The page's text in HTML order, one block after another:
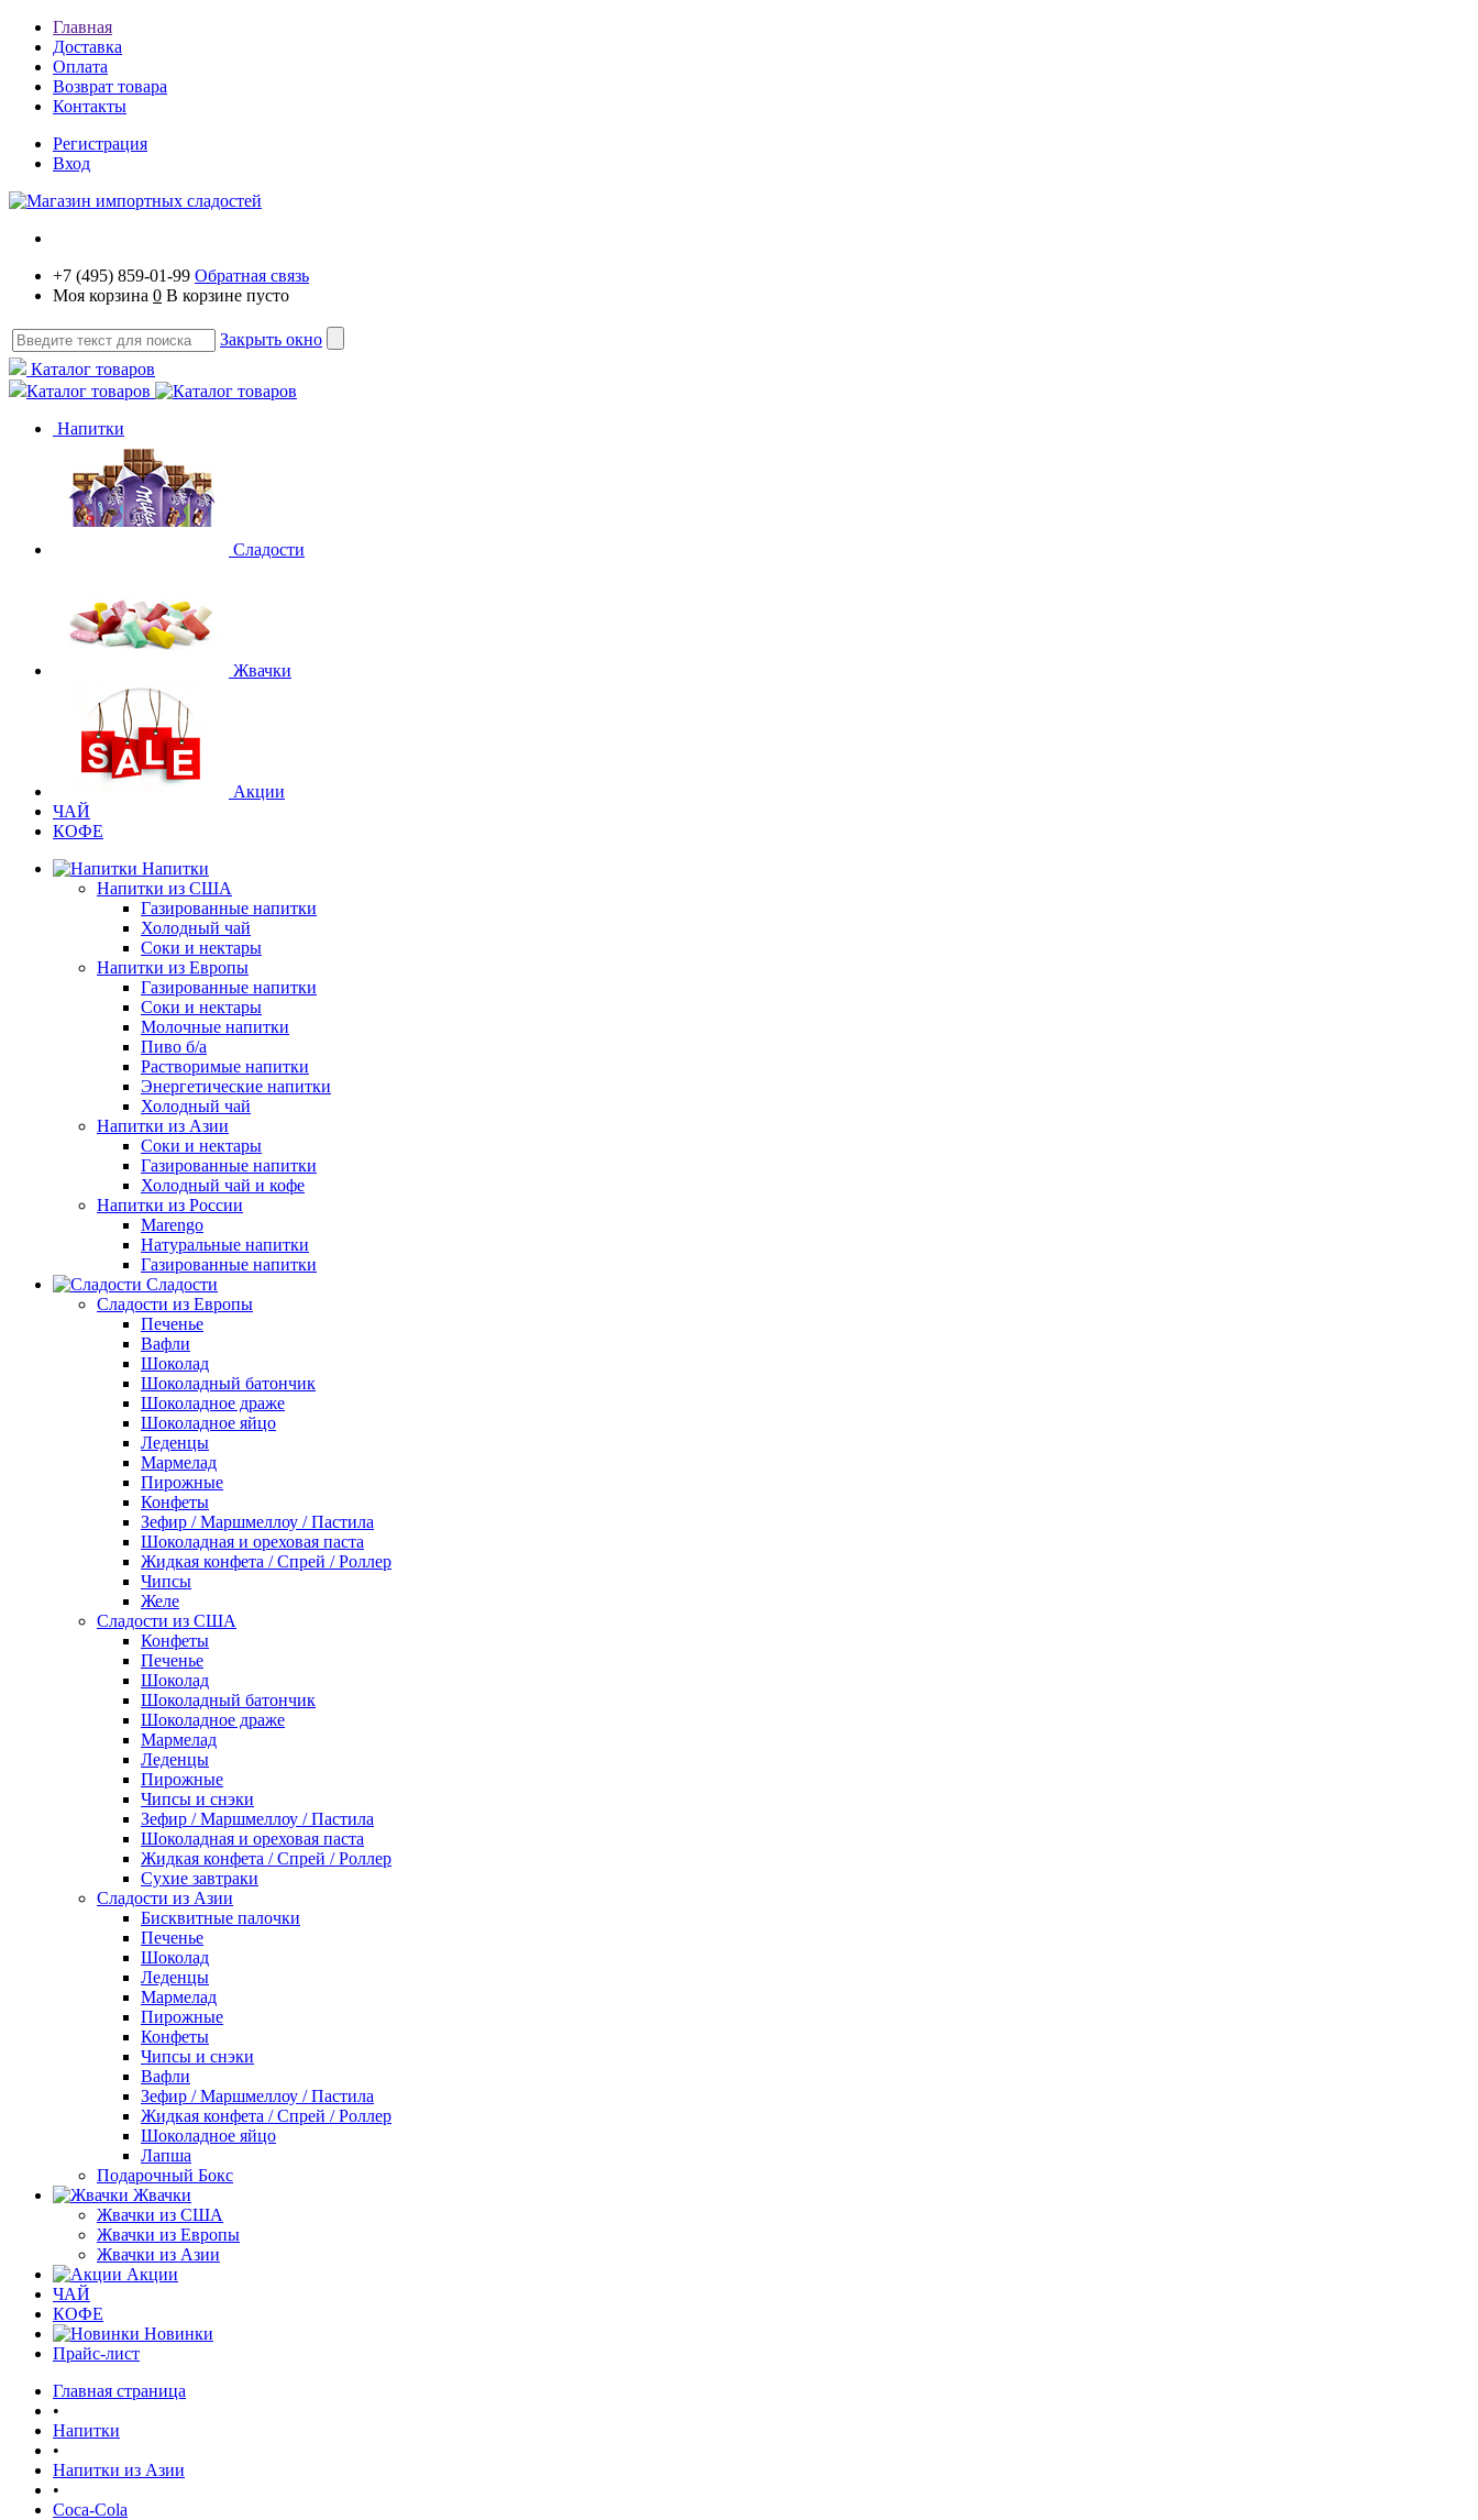
Главная
Доставка
Оплата
Возврат товара
Контакты
Регистрация
Вход
+7 (495) 859-01-99 Обратная связь
Моя корзина 0 В корзине пусто
Закрыть окно
Каталог товаров
Каталог товаров
Напитки
Сладости
Жвачки
Акции
ЧАЙ
КОФЕ
Напитки
Напитки из США
Газированные напитки
Холодный чай
Соки и нектары
Напитки из Европы
Газированные напитки
Соки и нектары
Молочные напитки
Пиво б/а
Растворимые напитки
Энергетические напитки
Холодный чай
Напитки из Азии
Соки и нектары
Газированные напитки
Холодный чай и кофе
Напитки из России
Marengo
Натуральные напитки
Газированные напитки
Сладости
Сладости из Европы
Печенье
Вафли
Шоколад
Шоколадный батончик
Шоколадное драже
Шоколадное яйцо
Леденцы
Мармелад
Пирожные
Конфеты
Зефир / Маршмеллоу / Пастила
Шоколадная и ореховая паста
Жидкая конфета / Спрей / Роллер
Чипсы
Желе
Сладости из США
Конфеты
Печенье
Шоколад
Шоколадный батончик
Шоколадное драже
Мармелад
Леденцы
Пирожные
Чипсы и снэки
Зефир / Маршмеллоу / Пастила
Шоколадная и ореховая паста
Жидкая конфета / Спрей / Роллер
Сухие завтраки
Сладости из Азии
Бисквитные палочки
Печенье
Шоколад
Леденцы
Мармелад
Пирожные
Конфеты
Чипсы и снэки
Вафли
Зефир / Маршмеллоу / Пастила
Жидкая конфета / Спрей / Роллер
Шоколадное яйцо
Лапша
Подарочный Бокс
Жвачки
Жвачки из США
Жвачки из Европы
Жвачки из Азии
Акции
ЧАЙ
КОФЕ
Новинки
Прайс-лист
Главная страница
•
Напитки
•
Напитки из Азии
•
Coca-Cola